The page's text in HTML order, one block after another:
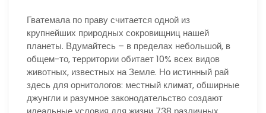
Гватемала по праву считается одной из
крупнейших природных сокровищниц нашей
планеты. Вдумайтесь – в пределах небольшой, в
общем-то, территории обитает 10% всех видов
животных, известных на Земле. Но истинный рай
здесь для орнитологов: местный климат, обширные
джунгли и разумное законодательство создают